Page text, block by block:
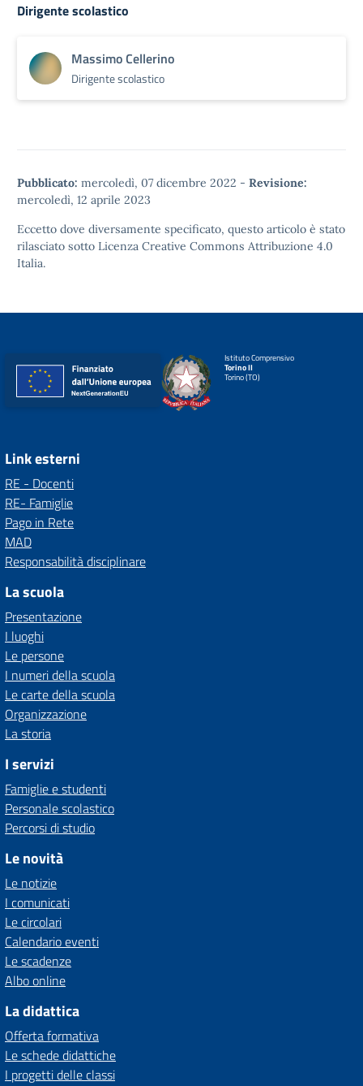
Dirigente scolastico
Massimo Cellerino
Dirigente scolastico
Pubblicato: mercoledì, 07 dicembre 2022 - Revisione:
mercoledì, 12 aprile 2023
Eccetto dove diversamente specificato, questo articolo è stato
rilasciato sotto Licenza Creative Commons Attribuzione 4.0
Italia.
Istituto Comprensivo
Torino II
Torino (TO)
Link esterni
RE - Docenti
RE- Famiglie
Pago in Rete
MAD
Responsabilità disciplinare
La scuola
Presentazione
I luoghi
Le persone
I numeri della scuola
Le carte della scuola
Organizzazione
La storia
I servizi
Famiglie e studenti
Personale scolastico
Percorsi di studio
Le novità
Le notizie
I comunicati
Le circolari
Calendario eventi
Le scadenze
Albo online
La didattica
Offerta formativa
Le schede didattiche
I progetti delle classi